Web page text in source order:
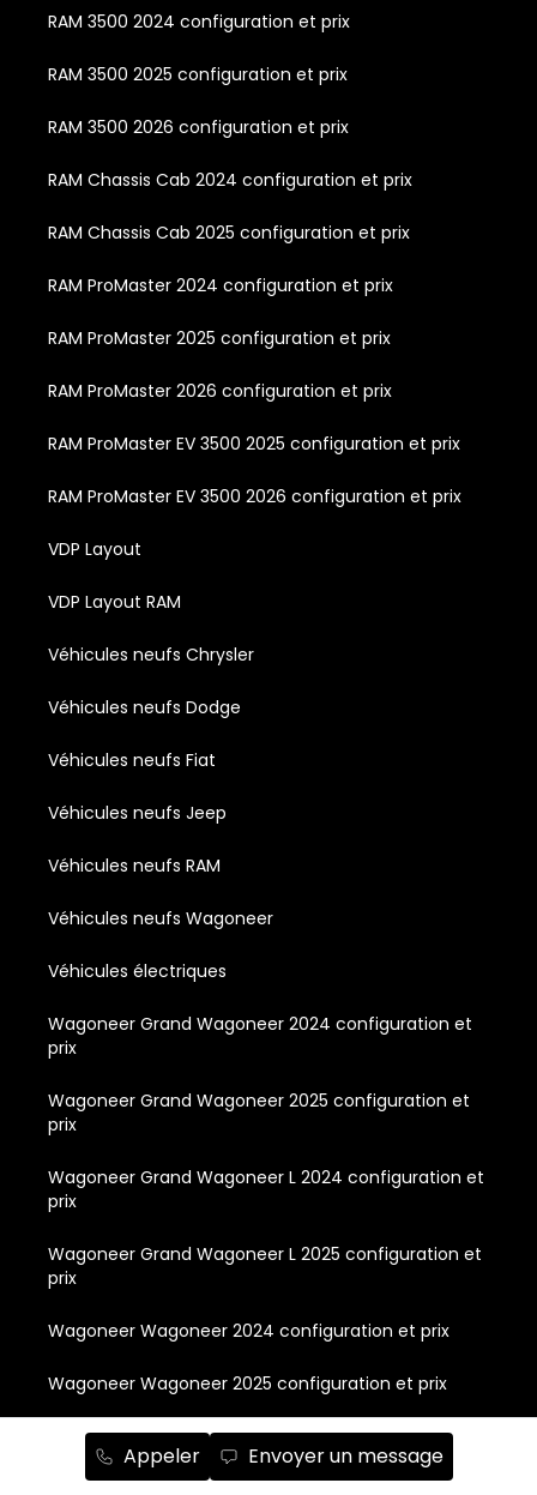
Appeler Envoyer un message
RAM 3500 2024 configuration et prix
RAM 3500 2025 configuration et prix
RAM 3500 2026 configuration et prix
RAM Chassis Cab 2024 configuration et prix
RAM Chassis Cab 2025 configuration et prix
RAM ProMaster 2024 configuration et prix
RAM ProMaster 2025 configuration et prix
RAM ProMaster 2026 configuration et prix
RAM ProMaster EV 3500 2025 configuration et prix
RAM ProMaster EV 3500 2026 configuration et prix
VDP Layout
VDP Layout RAM
Véhicules neufs Chrysler
Véhicules neufs Dodge
Véhicules neufs Fiat
Véhicules neufs Jeep
Véhicules neufs RAM
Véhicules neufs Wagoneer
Véhicules électriques
Wagoneer Grand Wagoneer 2024 configuration et
prix
Wagoneer Grand Wagoneer 2025 configuration et
prix
Wagoneer Grand Wagoneer L 2024 configuration et
prix
Wagoneer Grand Wagoneer L 2025 configuration et
prix
Wagoneer Wagoneer 2024 configuration et prix
Wagoneer Wagoneer 2025 configuration et prix
Wagoneer Wagoneer L 2024 configuration et prix